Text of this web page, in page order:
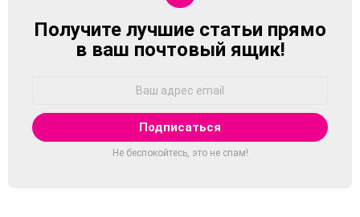
NEWSLETTER
Получите лучшие статьи прямо
в ваш почтовый ящик!
Не беспокойтесь, это не спам!